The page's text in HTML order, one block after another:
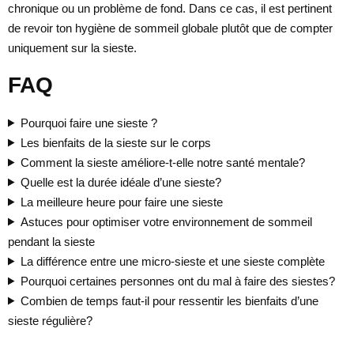
chronique ou un problème de fond. Dans ce cas, il est pertinent
de revoir ton hygiène de sommeil globale plutôt que de compter
uniquement sur la sieste.
FAQ
Pourquoi faire une sieste ?
Les bienfaits de la sieste sur le corps
Comment la sieste améliore-t-elle notre santé mentale?
Quelle est la durée idéale d’une sieste?
La meilleure heure pour faire une sieste
Astuces pour optimiser votre environnement de sommeil
pendant la sieste
La différence entre une micro-sieste et une sieste complète
Pourquoi certaines personnes ont du mal à faire des siestes?
Combien de temps faut-il pour ressentir les bienfaits d’une
sieste régulière?